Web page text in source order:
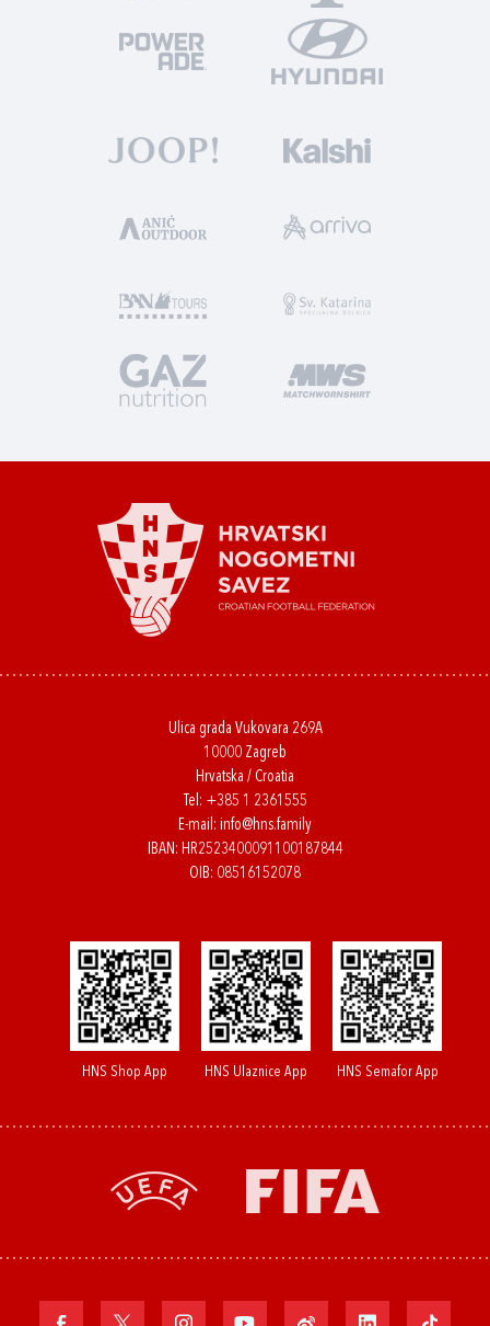
Ulica grada Vukovara 269A
10000 Zagreb
Hrvatska / Croatia
Tel: +385 1 2361555
E-mail: info@hns.family
IBAN: HR2523400091100187844
OIB: 08516152078
HNS Shop App HNS Ulaznice App HNS Semafor App